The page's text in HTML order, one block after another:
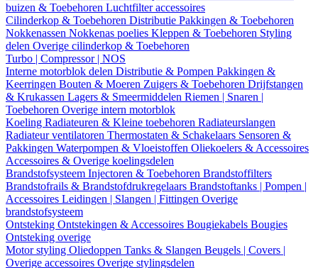
buizen & Toebehoren Luchtfilter accessoires
Cilinderkop & Toebehoren Distributie Pakkingen & Toebehoren
Nokkenassen Nokkenas poelies Kleppen & Toebehoren Styling
delen Overige cilinderkop & Toebehoren
Turbo | Compressor | NOS
Interne motorblok delen Distributie & Pompen Pakkingen &
Keerringen Bouten & Moeren Zuigers & Toebehoren Drijfstangen
& Krukassen Lagers & Smeermiddelen Riemen | Snaren |
Toebehoren Overige intern motorblok
Koeling Radiateuren & Kleine toebehoren Radiateurslangen
Radiateur ventilatoren Thermostaten & Schakelaars Sensoren &
Pakkingen Waterpompen & Vloeistoffen Oliekoelers & Accessoires
Accessoires & Overige koelingsdelen
Brandstofsysteem Injectoren & Toebehoren Brandstoffilters
Brandstofrails & Brandstofdrukregelaars Brandstoftanks | Pompen |
Accessoires Leidingen | Slangen | Fittingen Overige
brandstofsysteem
Ontsteking Ontstekingen & Accessoires Bougiekabels Bougies
Ontsteking overige
Motor styling Oliedoppen Tanks & Slangen Beugels | Covers |
Overige accessoires Overige stylingsdelen